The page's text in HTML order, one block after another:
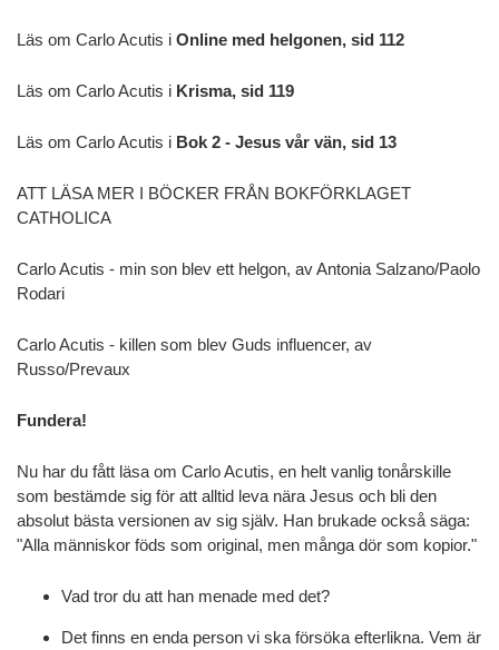
Läs om Carlo Acutis i Online med helgonen, sid 112
Läs om Carlo Acutis i Krisma, sid 119
Läs om Carlo Acutis i Bok 2 - Jesus vår vän, sid 13
ATT LÄSA MER I BÖCKER FRÅN BOKFÖRKLAGET
CATHOLICA
Carlo Acutis - min son blev ett helgon, avAntonia Salzano/Paolo
Rodari
Carlo Acutis - killen som blev Guds influencer, av
Russo/Prevaux
Fundera!
Nu har du fått läsa om Carlo Acutis, en helt vanlig tonårskille
som bestämde sig för att alltid leva nära Jesus och bli den
absolut bästa versionen av sig själv. Han brukade också säga:
"Alla människor föds som original, men många dör som kopior."
Vad tror du att han menade med det?
Det finns en enda person vi ska försöka efterlikna. Vem är